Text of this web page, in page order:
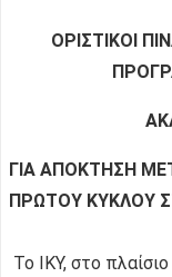
ΟΡΙΣΤΙΚΟΙ
ΓΙΑ ΑΠΟΚΤΗΣΗ
ΠΡΩΤΟΥ ΚΥΚΛΟΥ
Το ΙΚΥ, στο